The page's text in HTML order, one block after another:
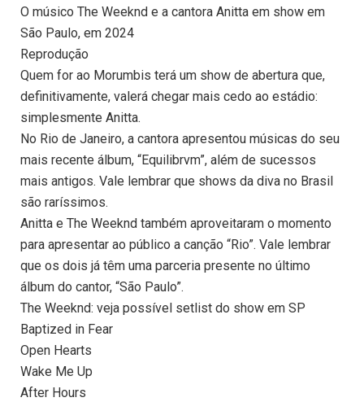
O músico The Weeknd e a cantora Anitta em show em
São Paulo, em 2024
Reprodução
Quem for ao Morumbis terá um show de abertura que,
definitivamente, valerá chegar mais cedo ao estádio:
simplesmente Anitta.
No Rio de Janeiro, a cantora apresentou músicas do seu
mais recente álbum, “Equilibrvm”, além de sucessos
mais antigos. Vale lembrar que shows da diva no Brasil
são raríssimos.
Anitta e The Weeknd também aproveitaram o momento
para apresentar ao público a canção “Rio”. Vale lembrar
que os dois já têm uma parceria presente no último
álbum do cantor, “São Paulo”.
The Weeknd: veja possível setlist do show em SP
Baptized in Fear
Open Hearts
Wake Me Up
After Hours